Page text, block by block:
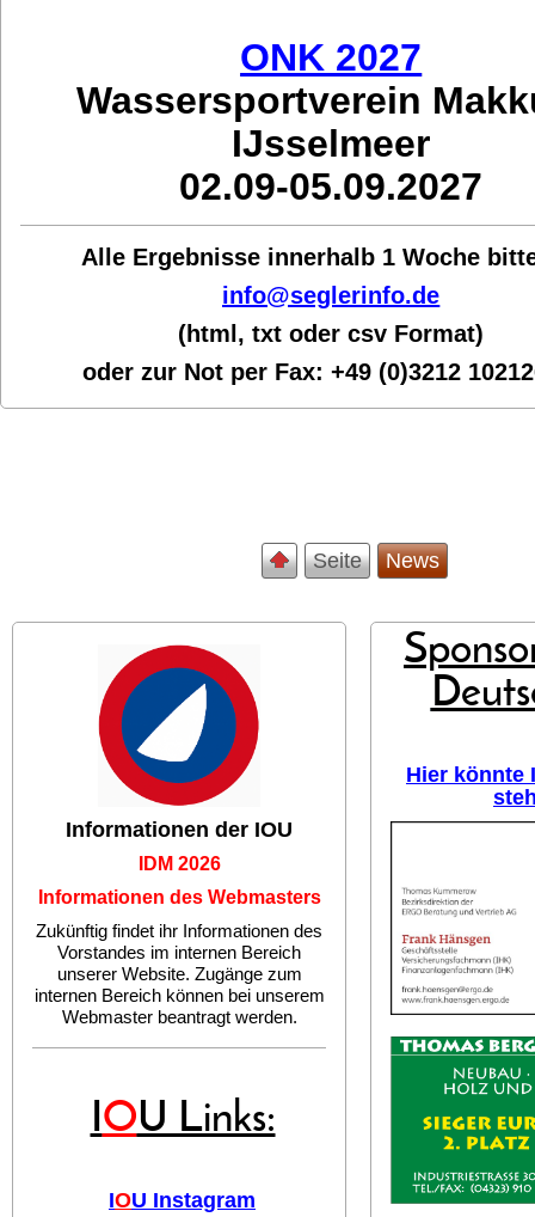
ONK 2027
Wassersportverein
IJsselmeer
02.09-05.09.2027
Alle Ergebnisse innerhalb 1 Woche bit
info@seglerinfo.de
(html, txt oder csv Format)
oder zur Not per Fax:+49 (0)3212
Seite News
Informationen der IOU
IDM 2026
Informationen des Webmasters
Zukünftig findet ihr Informationen des
Vorstandes im internen Bereich
unserer Website. Zugänge zum
internen Bereich können bei unserem
Webmaster beantragt werden.
IOU Links:
IOU Instagram
Hier könnte